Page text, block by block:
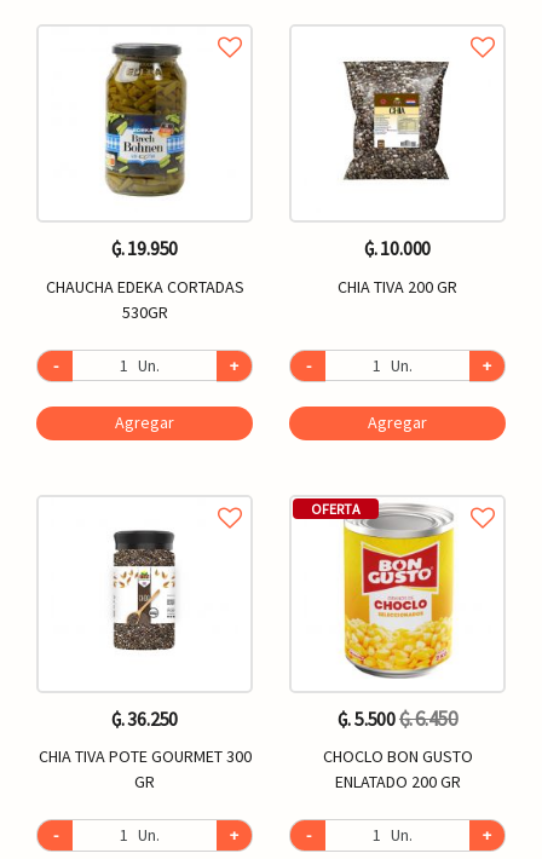
₲. 19.950
CHAUCHA EDEKA CORTADAS
530GR
- Un. +
Agregar
₲. 10.000
CHIA TIVA 200 GR
- Un. +
Agregar
₲. 36.250
CHIA TIVA POTE GOURMET 300
GR
- Un. +
OFERTA
₲. 5.500₲. 6.450
CHOCLO BON GUSTO
ENLATADO 200 GR
- Un. +